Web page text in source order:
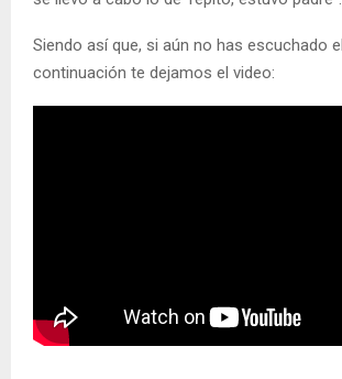
Siendo así que, si aún no has escuchado
continuación te dejamos el video: